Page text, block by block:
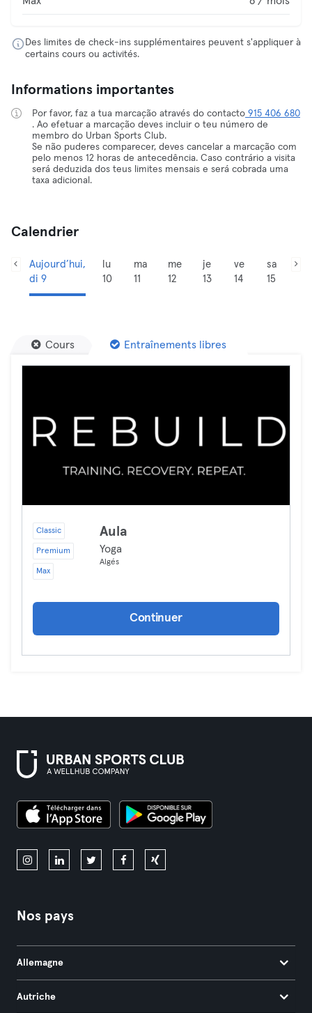
Des limites de check-ins supplémentaires peuvent s'appliquer à
certains cours ou activités.
Informations importantes
Por favor, faz a tua marcação através do contacto 915 406 680
. Ao efetuar a marcação deves incluir o teu número de
membro do Urban Sports Club.
Se não puderes comparecer, deves cancelar a marcação com
pelo menos 12 horas de antecedência. Caso contrário a visita
será deduzida dos teus limites mensais e será cobrada uma
taxa adicional.
Calendrier
Aujourd’hui,
di 9
lu
10
ma
11
me
12
je
13
ve
14
sa
15
Cours Entraînements libres
Classic
Premium
Max
Aula
Yoga
Algés
Continuer
Nos pays
Allemagne
Autriche